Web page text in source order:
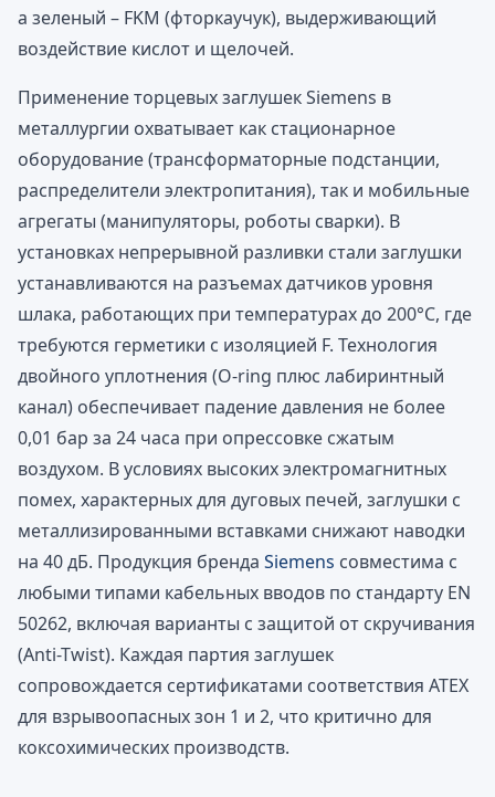
а зеленый – FKM (фторкаучук), выдерживающий
воздействие кислот и щелочей.
Применение торцевых заглушек Siemens в
металлургии охватывает как стационарное
оборудование (трансформаторные подстанции,
распределители электропитания), так и мобильные
агрегаты (манипуляторы, роботы сварки). В
установках непрерывной разливки стали заглушки
устанавливаются на разъемах датчиков уровня
шлака, работающих при температурах до 200°C, где
требуются герметики с изоляцией F. Технология
двойного уплотнения (O-ring плюс лабиринтный
канал) обеспечивает падение давления не более
0,01 бар за 24 часа при опрессовке сжатым
воздухом. В условиях высоких электромагнитных
помех, характерных для дуговых печей, заглушки с
металлизированными вставками снижают наводки
на 40 дБ. Продукция бренда Siemens совместима с
любыми типами кабельных вводов по стандарту EN
50262, включая варианты с защитой от скручивания
(Anti-Twist). Каждая партия заглушек
сопровождается сертификатами соответствия ATEX
для взрывоопасных зон 1 и 2, что критично для
коксохимических производств.